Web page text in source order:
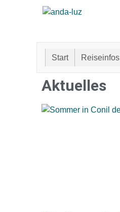
Start Reiseinfos
Aktuelles